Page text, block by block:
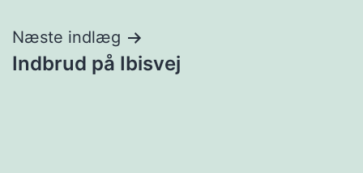
Næste indlæg
Indbrud på Ibisvej